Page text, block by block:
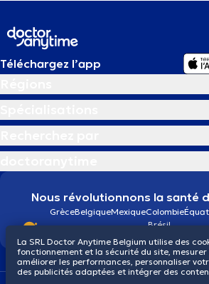
Téléchargez l’app
Nous révolutionnons la santé
GrèceBelgiqueMexiqueColombie
Brésil
La SRL Doctor Anytime Belgium utilise des
fonctionnement et la sécurité du site, mesurer
améliorer les performances, personnaliser
des publicités adaptées et intégrer des